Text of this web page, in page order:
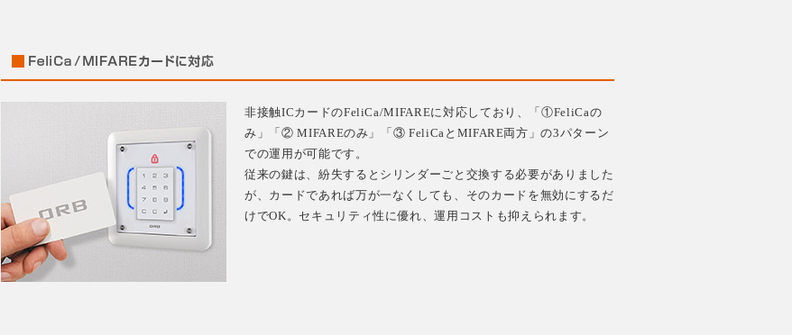
非接触ICカードのFeliCa/MIFAREに対応しており、「①FeliCaの
み」「② MIFAREのみ」「③ FeliCaとMIFARE両方」の3パターン
での運用が可能です。
従来の鍵は、紛失するとシリンダーごと交換する必要がありました
が、カードであれば万が一なくしても、そのカードを無効にするだ
けでOK。セキュリティ性に優れ、運用コストも抑えられます。